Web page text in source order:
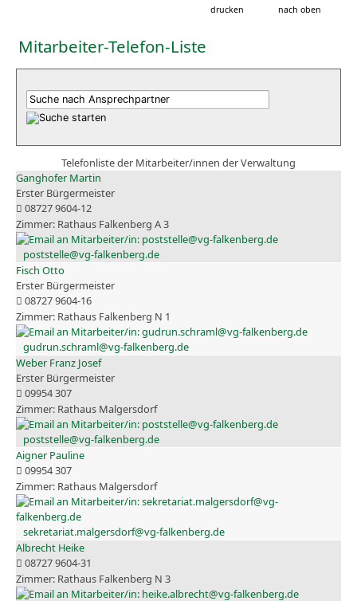
drucken nach oben
Mitarbeiter-Telefon-Liste
Telefonliste der Mitarbeiter/innen der Verwaltung
Ganghofer Martin
Erster Bürgermeister
08727 9604-12
Rathaus Falkenberg A 3
poststelle@vg-falkenberg.de
Fisch Otto
Erster Bürgermeister
08727 9604-16
Rathaus Falkenberg N 1
gudrun.schraml@vg-falkenberg.de
Weber Franz Josef
Erster Bürgermeister
09954 307
Rathaus Malgersdorf
poststelle@vg-falkenberg.de
Aigner Pauline
09954 307
Rathaus Malgersdorf
sekretariat.malgersdorf@vg-falkenberg.de
Albrecht Heike
08727 9604-31
Rathaus Falkenberg N 3